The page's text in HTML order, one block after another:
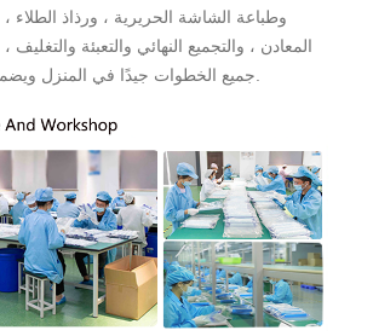
المعادن ، والتجميع النهائي والتعبئة
جميع الخطوات جيدًا في المنزل ويضمن رضا العملاء التام.